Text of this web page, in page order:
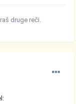
druge reči.